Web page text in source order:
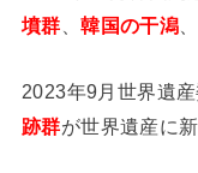
墳群 、韓国の干潟
2023年9月世界遺
跡群が世界遺産に新